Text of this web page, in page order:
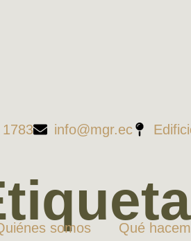
info@mgr.ec
somos Qué